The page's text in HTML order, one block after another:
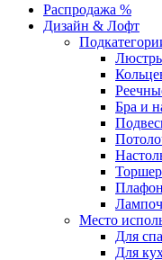
Распродажа %
Дизайн & Лофт
Бра и
Место
Для
Для